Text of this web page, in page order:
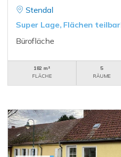
Stendal
Super Lage, Flächen
Bürofläche
182 m²
FLÄCHE
5
RÄUME